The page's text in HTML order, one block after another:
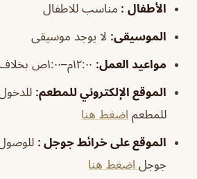
الأطفال : مناسب للاطفال
الموسيقى: لا يوجد موسيقى
مواعيد العمل:
الموقع الإلكتروني للمطعم:
للمطعم اضغط هنا
الموقع على خرائط جوجل :
جوجل اضغط هنا